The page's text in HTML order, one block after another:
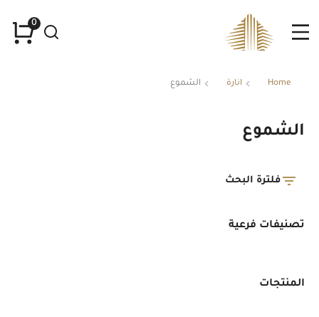
You are here:
Home انارة الشموع
الشموع
فلترة البحث
تصنيفات فرعية
المنتجات